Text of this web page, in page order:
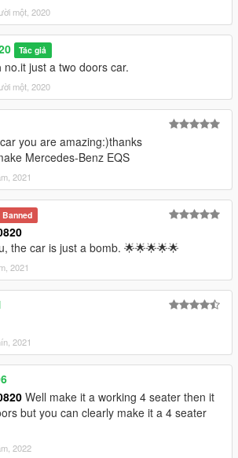
một, 2020
Tác giả
no.it just a two doors car.
một, 2020
you are amazing:)thanks
Mercedes-Benz EQS
2021
Banned
the car is just a bomb. 🌟🌟🌟🌟🌟
2021
2021
Well make it a working 4 seater then it
but you can clearly make it a 4 seater
2022